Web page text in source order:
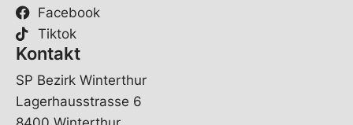
Facebook
Tiktok
Kontakt
SP Bezirk Winterthur
Lagerhausstrasse 6